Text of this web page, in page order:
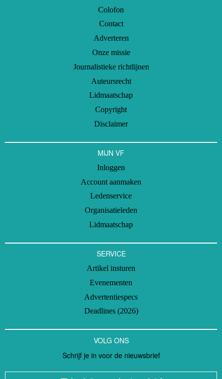
Colofon
Contact
Adverteren
Onze missie
Journalistieke richtlijnen
Auteursrecht
Lidmaatschap
Copyright
Disclaimer
MIJN VF
Inloggen
Account aanmaken
Ledenservice
Organisatieleden
Lidmaatschap
SERVICE
Artikel insturen
Evenementen
Advertentiespecs
Deadlines (2026)
VOLG ONS
Schrijf je in voor de nieuwsbrief